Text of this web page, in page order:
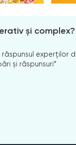
și complex?
experților
și răspunsuri”